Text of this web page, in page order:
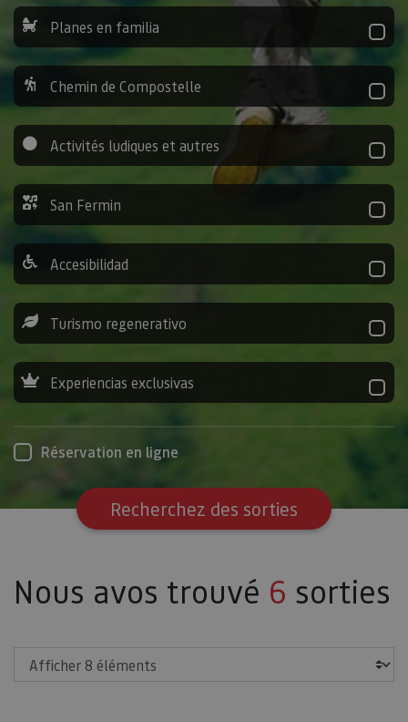
Planes en familia
Chemin de Compostelle
Activités ludiques et autres
San Fermin
Accesibilidad
Turismo regenerativo
Experiencias exclusivas
Réservation en ligne
Recherchez des sorties
Nous avos trouvé 6 sorties